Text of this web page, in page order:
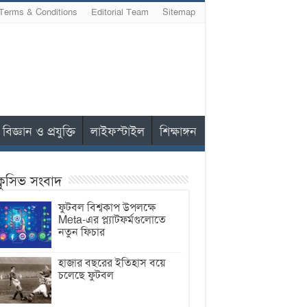
& Conditions Editorial Team Sitemap
বিজ্ঞান ও প্রযুক্তি লাইফস্টাইল শিক্ষাঙ্গন
সংবাদ
ফুটবল বিশ্বকাপ উপলক্ষে
Meta-এর প্ল্যাটফর্মগুলোতে
নতুন ফিচার
হাজার বছরের ইতিহাস বয়ে
চলেছে ফুটবল